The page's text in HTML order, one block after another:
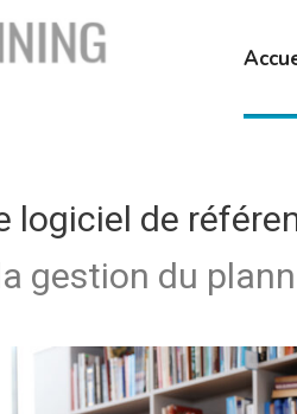
logiciel de
gestion du